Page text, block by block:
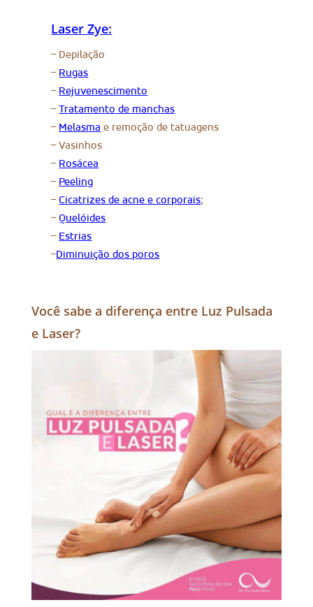
Laser Zye:
– Depilação
– Rugas
– Rejuvenescimento
–Tratamento de manchas
– Melasma e remoção de tatuagens
– Vasinhos
– Rosácea
– Peeling
– Cicatrizes de acne e corporais;
– Quelóides
– Estrias
–Diminuição dos poros
Você sabe a diferença entre Luz Pulsada
e Laser?